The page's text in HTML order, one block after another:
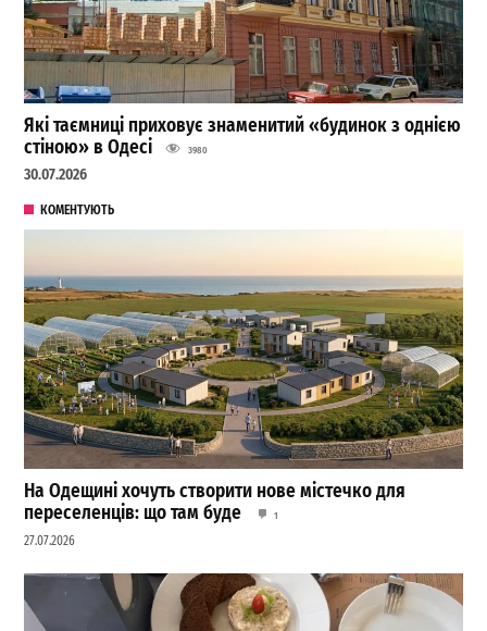
Які таємниці приховує знаменитий «будинок з однією
стіною» в Одесі
3980
30.07.2026
КОМЕНТУЮТЬ
На Одещині хочуть створити нове містечко для
переселенців: що там буде
1
27.07.2026